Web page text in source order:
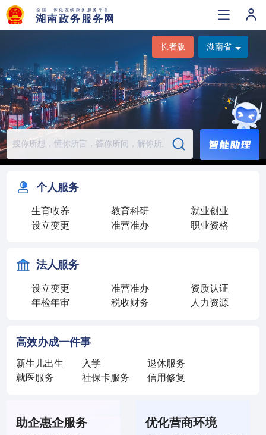
长者版 湖南省
个人服务
生育收养 教育科研
就业创业
设立变更
准营准办 职业资格
法人服务
设立变更 准营准办
资质认证
年检年审
税收财务 人力资源
高效办成一件事
新生儿出生 入学
退休服务
就医服务
社保卡服务 信用修复
优化营商环境 中介超市